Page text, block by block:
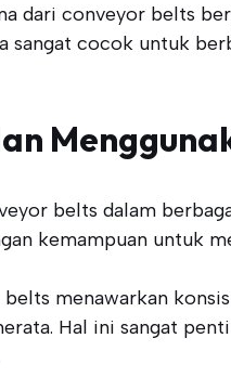
dari conveyor belts
sangat cocok untuk
belts dalam
kemampuan untuk
belts menawarkan
Hal ini sangat